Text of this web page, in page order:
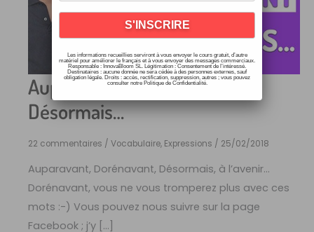
Auparavant, Dorénavant,
Désormais…
22 commentaires /Vocabulaire, Expressions / 25/02/2018
Auparavant, Dorénavant, Désormais, à l’avenir…
Dorénavant, vous ne vous tromperez plus avec ces
mots :-) Vous pouvez nous suivre sur la page
Facebook ; j’y […]
Les informations recueillies serviront à vous envoyer le cours gratuit, d’autre
matériel pour améliorer le français et à vous envoyer des messages commerciaux.
Responsable : InnovaBloom SL. Légitimation : Consentement de l’intéressé.
Destinataires : aucune donnée ne sera cédée à des personnes externes, sauf
obligation légale. Droits : accès, rectification, suppression, autres ; vous pouvez
consulter notre Politique de Confidentialité.